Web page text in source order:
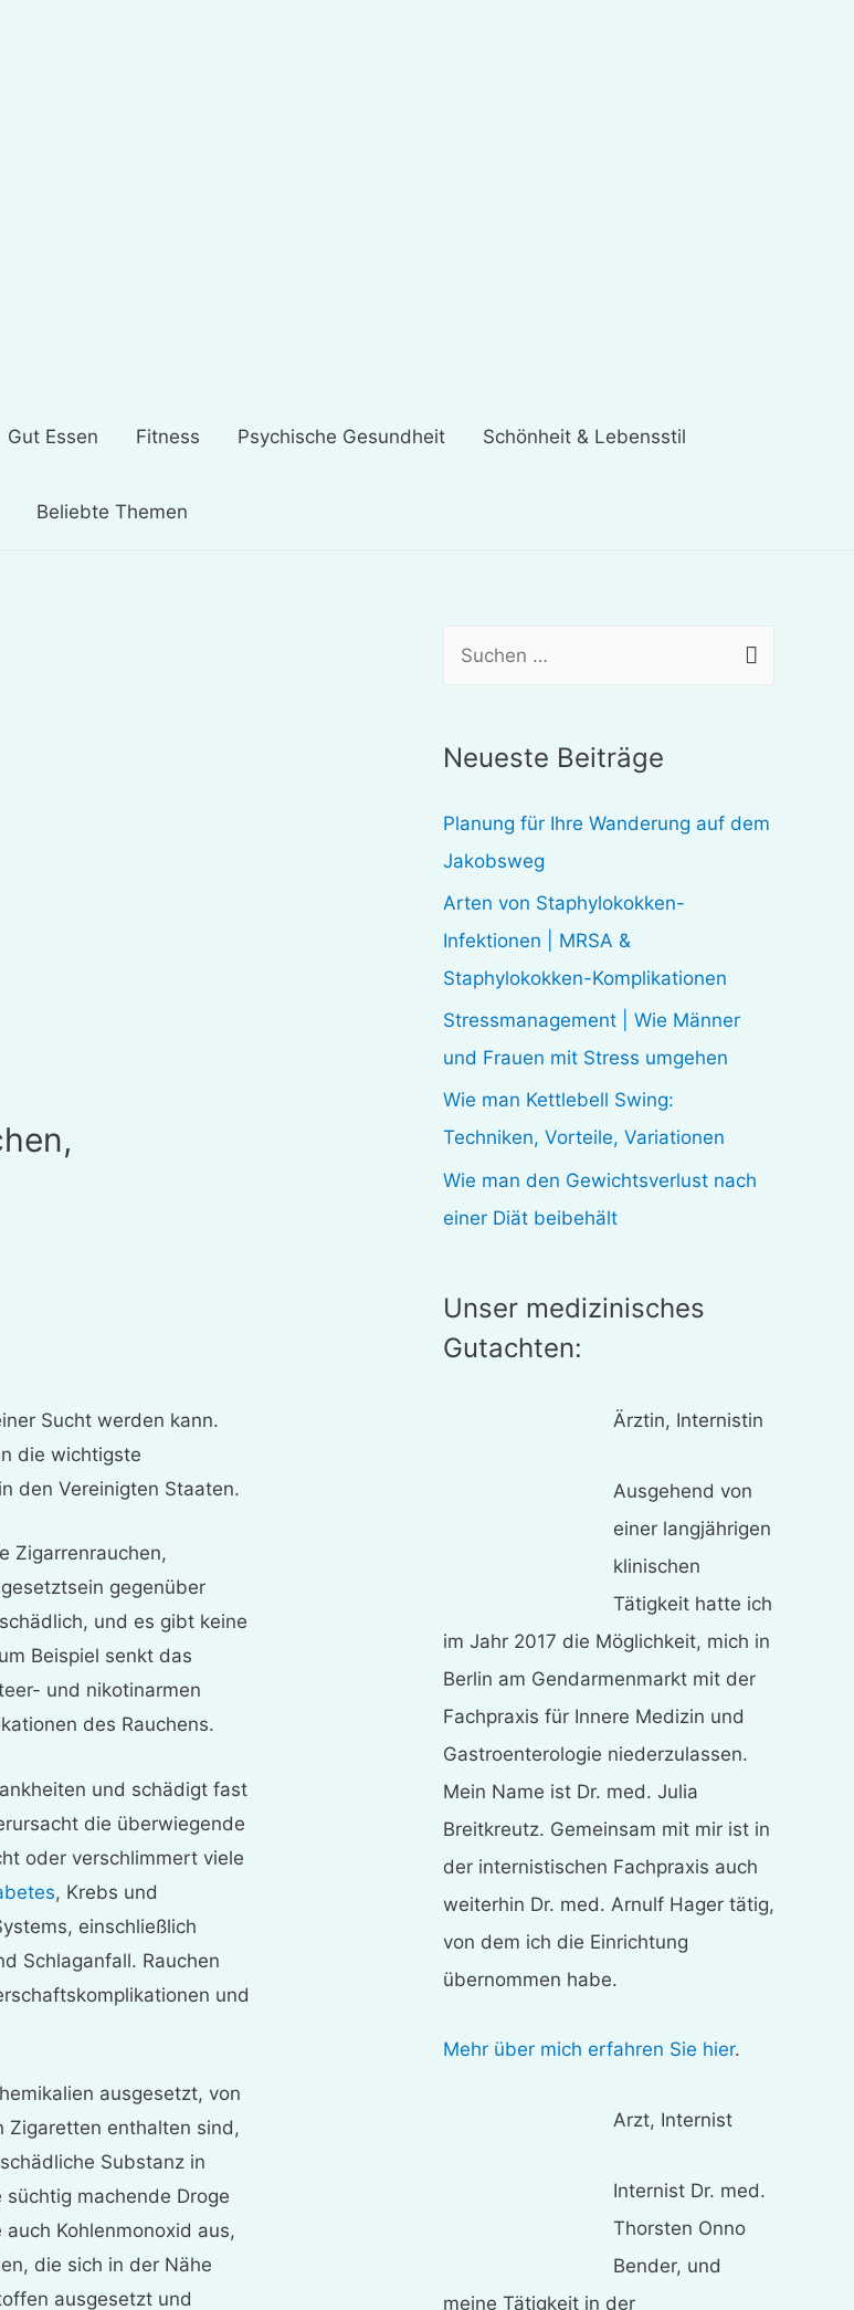
Gut Essen Fitness Psychische Gesundheit Schönheit & Lebensstil
Beliebte Themen
Sucht werden kann.
die wichtigste
den Vereinigten Staaten.
Zigarrenrauchen,
gegenüber
und es gibt keine
Beispiel senkt das
und nikotinarmen
des Rauchens.
und schädigt fast
die überwiegende
oder verschlimmert viele
, Krebs und
einschließlich
Schlaganfall. Rauchen
und
ausgesetzt, von
enthalten sind,
Substanz in
machende Droge
Kohlenmonoxid aus,
die sich in der Nähe
ausgesetzt und
h
n
n
a
c
h
:
Neueste Beiträge
Planung für Ihre Wanderung auf dem
Jakobsweg
Arten von Staphylokokken-
Infektionen | MRSA &
Staphylokokken-Komplikationen
Stressmanagement | Wie Männer
und Frauen mit Stress umgehen
Wie man Kettlebell Swing:
Techniken, Vorteile, Variationen
Wie man den Gewichtsverlust nach
einer Diät beibehält
Unser medizinisches
Gutachten:
Ärztin, Internistin
Ausgehend von
einer langjährigen
klinischen
Tätigkeit hatte ich
im Jahr 2017 die Möglichkeit, mich in
Berlin am Gendarmenmarkt mit der
Fachpraxis für Innere Medizin und
Gastroenterologie niederzulassen.
Mein Name ist Dr. med. Julia
Breitkreutz. Gemeinsam mit mir ist in
der internistischen Fachpraxis auch
weiterhin Dr. med. Arnulf Hager tätig,
von dem ich die Einrichtung
übernommen habe.
Mehr über mich erfahren Sie hier.
Arzt, Internist
Internist Dr. med.
Thorsten Onno
Bender, und
meine Tätigkeit in der